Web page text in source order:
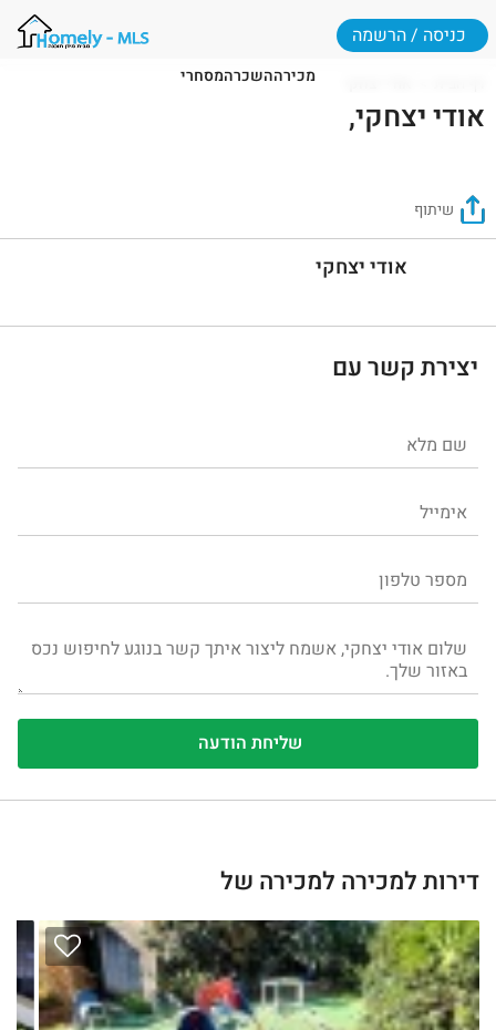
מכירההשכרהמסחרי
כניסה / הרשמה
אודי יצחקי,
שיתוף
אודי יצחקי
יצירת קשר עם
דירות למכירה למכירה של